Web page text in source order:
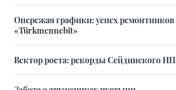
Опережая графики: успех
«Türkmennebit»
Вектор роста: рекорды Сейдинского